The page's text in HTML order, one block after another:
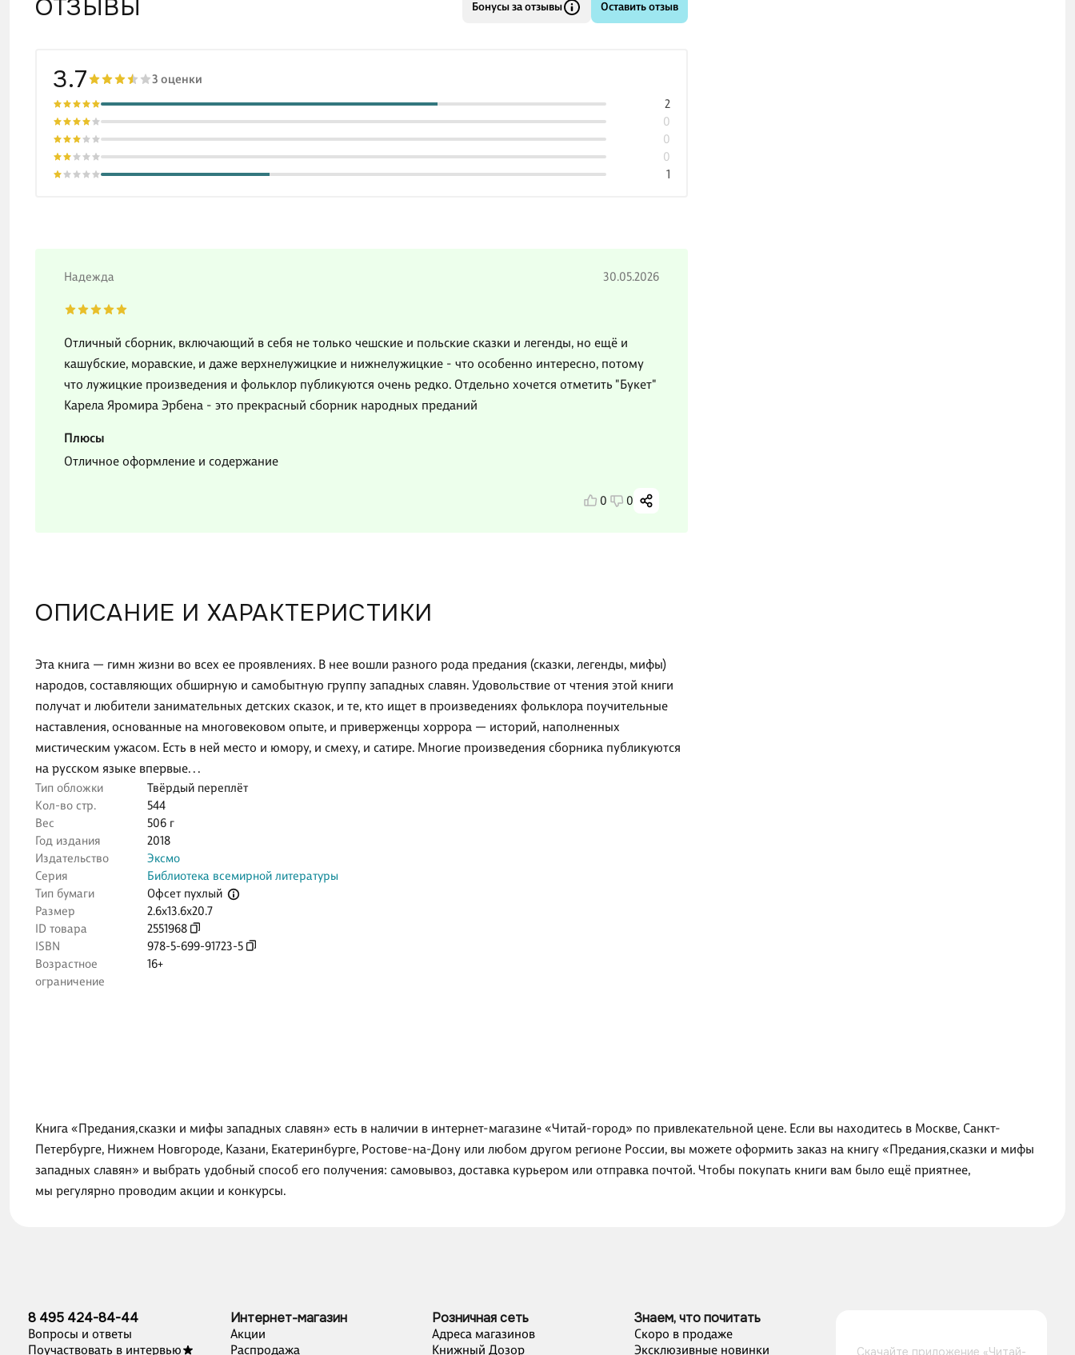
ОПИСАНИЕ И ХАРАКТЕРИСТИКИ
Эта книга — гимн жизни во всех ее проявлениях. В нее вошли разного рода предания (сказки, легенды, мифы)
народов, составляющих обширную и самобытную группу западных славян. Удовольствие от чтения этой книги
получат и любители занимательных детских сказок, и те, кто ищет в произведениях фольклора поучительные
наставления, основанные на многовековом опыте, и приверженцы хоррора — историй, наполненных
мистическим ужасом. Есть в ней место и юмору, и смеху, и сатире. Многие произведения сборника публикуются
на русском языке впервые. . .
Тип обложки
Твёрдый переплёт
Кол-во стр.
544
Вес
506 г
Год издания
2018
Издательство
Эксмо
Серия
Библиотека всемирной литературы
Тип бумаги
Офсет пухлый
Размер
2.6x13.6x20.7
ID товара
2551968
ISBN
978-5-699-91723-5
Возрастное
ограничение
16+
ОТЗЫВЫ Бонусы за отзывы Оставить отзыв
3.7 3 оценки
1
0
0
0
2
Надежда 30.05.2026
Отличный сборник, включающий в себя не только чешские и польские сказки и легенды, но ещё и
кашубские, моравские, и даже верхнелужицкие и нижнелужицкие - что особенно интересно, потому
что лужицкие произведения и фольклор публикуются очень редко. Отдельно хочется отметить "Букет"
Карела Яромира Эрбена - это прекрасный сборник народных преданий
Плюсы
Отличное оформление и содержание
0 0
Книга «Предания,сказки и мифы западных славян» есть в наличии в интернет-магазине «Читай-город» по привлекательной цене. Если вы находитесь в Москве, Санкт-
Петербурге, Нижнем Новгороде, Казани, Екатеринбурге, Ростове-на-Дону или любом другом регионе России, вы можете оформить заказ на книгу «Предания,сказки и мифы
западных славян» и выбрать удобный способ его получения: самовывоз, доставка курьером или отправка почтой. Чтобы покупать книги вам было ещё приятнее,
мы регулярно проводим акции и конкурсы.
8 495 424-84-44
Вопросы и ответы
Поучаствовать в интервью
Интернет-магазин
Акции
Распродажа
Розничная сеть
Адреса магазинов
Книжный Дозор
Знаем, что почитать
Скоро в продаже
Эксклюзивные новинки
Скачайте приложение «Читай-